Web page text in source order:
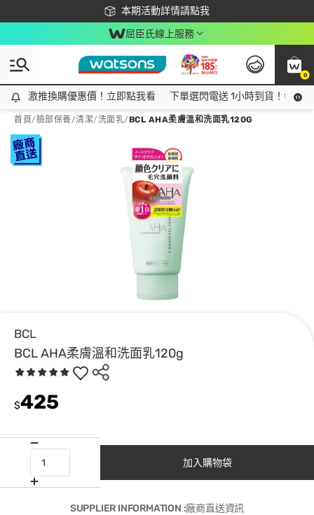
本期活動詳情請點我
下載app最高回饋$350
屈臣氏線上服務
0
激推換購優惠價！立即點我看
激推換購優惠價！立即點我看 下單選閃電送 1小時到貨！領神
首頁/臉部保養/清潔/洗面乳/BCL AHA柔膚溫和洗面乳120G
BCL
BCL AHA柔膚溫和洗面乳120g
$425
加入購物袋
SUPPLIER INFORMATION :廠商直送資訊